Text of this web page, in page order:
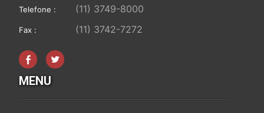
Telefone : (11) 3749-8000
Fax : (11) 3742-7272
MENU